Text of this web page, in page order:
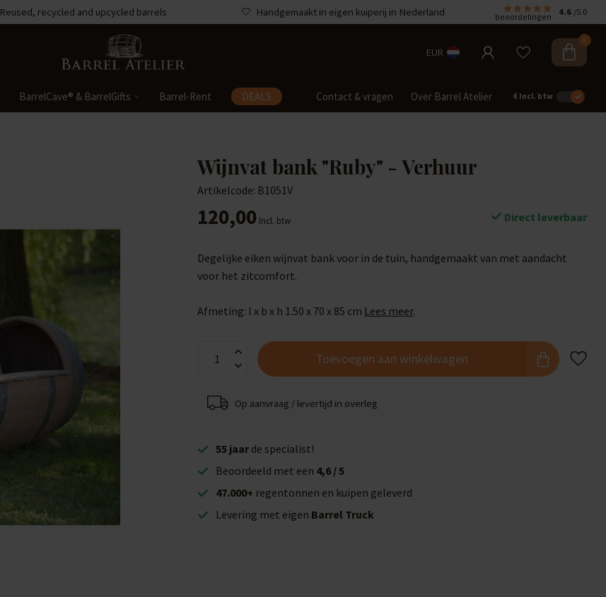
Reused, recycled and upcycled barrels Handgemaakt in eigen kuiperij in Nederland beoordelingen 4.6 /5.0
EUR
0
BarrelCave® & BarrelGifts Barrel-Rent DEALS Contact & vragen Over Barrel Atelier € Incl. btw
Wijnvat bank "Ruby" - Verhuur
Artikelcode: B1051V
120,00 Incl. btw Direct leverbaar
Degelijke eiken wijnvat bank voor in de tuin, handgemaakt van met aandacht
voor het zitcomfort.
Afmeting: l x b x h 1.50 x 70 x 85 cm Lees meer.
Toevoegen aan winkelwagen
Op aanvraag / levertijd in overleg
55 jaar de specialist!
Beoordeeld met een 4,6 / 5
47.000+ regentonnen en kuipen geleverd
Levering met eigen Barrel Truck